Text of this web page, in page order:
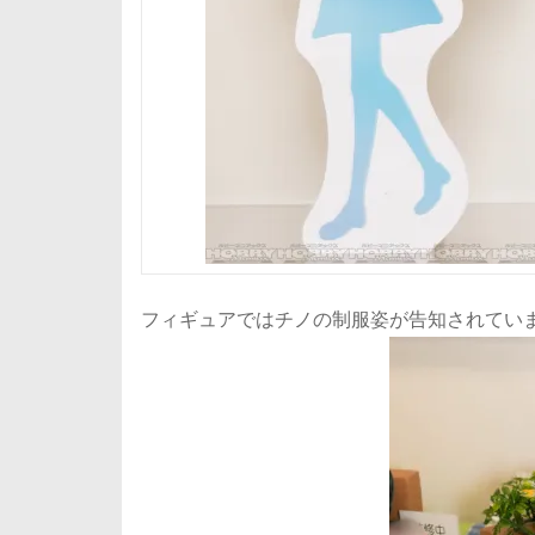
フィギュアではチノの制服姿が告知されてい